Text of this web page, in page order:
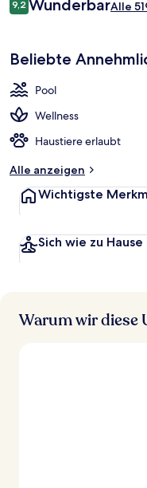
324 €.
9,29,2 von 10.
WunderbarAlle
Beliebte
Pool
Wellness
Haustiere erlaubt
Alle anzeigen
Wichtigste
Sich wie zu
Warum wir